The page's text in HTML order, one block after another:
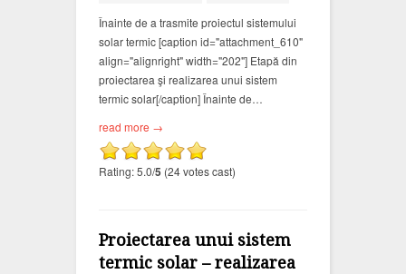
Înainte de a trasmite proiectul sistemului
solar termic [caption id="attachment_610"
align="alignright" width="202"] Etapă din
proiectarea şi realizarea unui sistem
termic solar[/caption] Înainte de…
read more →
Rating: 5.0/5 (24 votes cast)
Proiectarea unui sistem
termic solar – realizarea